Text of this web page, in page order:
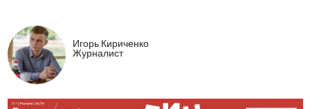
Игорь Кириченко
Журналист